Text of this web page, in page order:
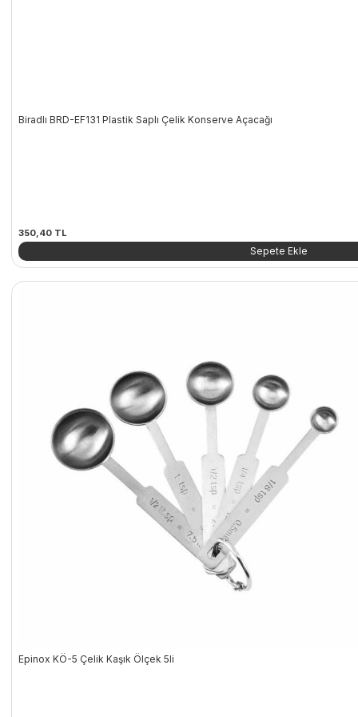
Biradlı BRD-EF131 Plastik Saplı Çelik Konserve Açacağı
350,40 TL
Sepete Ekle
Epinox KÖ-5 Çelik Kaşık Ölçek 5li